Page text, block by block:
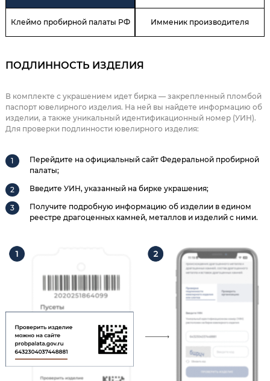
Клеймо пробирной палаты РФ Имменик производителя
ПОДЛИННОСТЬ ИЗДЕЛИЯ
В комплекте с украшением идет бирка — закрепленный пломбой
паспорт ювелирного изделия. На ней вы найдете информацию об
изделии, а также уникальный идентификационный номер (УИН).
Для проверки подлинности ювелирного изделия:
Перейдите на официальный сайт Федеральной пробирной
палаты;
Введите УИН, указанный на бирке украшения;
Получите подробную информацию об изделии в едином
реестре драгоценных камней, металлов и изделий с ними.